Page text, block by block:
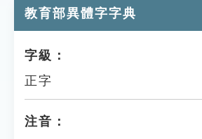
教育部異體字字典
字級：
正字
注音：